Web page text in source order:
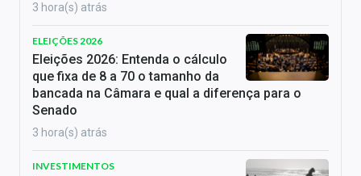
3 hora(s) atrás
ELEIÇÕES 2026
Eleições 2026: Entenda o cálculo
que fixa de 8 a 70 o tamanho da
bancada na Câmara e qual a diferença para o
Senado
3 hora(s) atrás
INVESTIMENTOS